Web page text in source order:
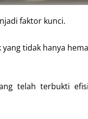
faktor kunci.
tidak hanya
telah terbukti